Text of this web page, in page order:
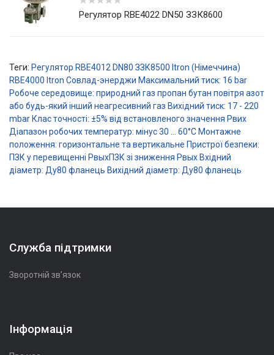
Регулятор RBE4022 DN50 ЗЗК8600
Теги: Регулятор RBE4012 DN80 ЗЗК8500 Itron (Німеччина)
RBE4000 Itron Совлад-энерджи Максимальний тиск: 16 bar
Робоче середовище: природний газ пропан бутан повітря азот
або будь-який інший неагресивний газ Вихідний тиск: 17 - 220
mbar Клас точності: ±5% від встановленого значення Рвих
Діапазон робочих температур: мінус 30 ... 60°С Монтажне
положення: горизонтальне та вертикальне Пристрої безпеки:
ПЗК у перевищенні РвыхПЗК зі зниження Рвых Вхідний
діаметр: Ду80 фланець Вихідний діаметр: Ду80 фланець
Служба підтримки
Зворотній зв’язок
Інформація